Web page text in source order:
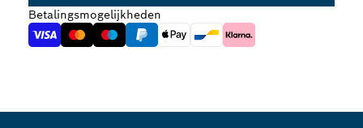
Betalingsmogelijkheden